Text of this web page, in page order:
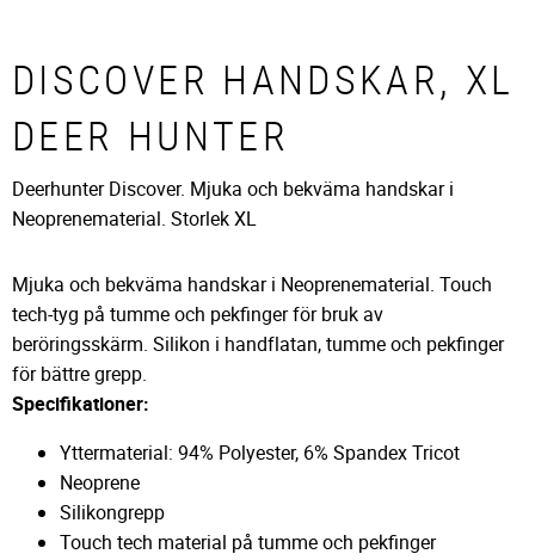
DISCOVER HANDSKAR, XL
DEER HUNTER
Deerhunter Discover. Mjuka och bekväma handskar i
Neoprenematerial. Storlek XL
Mjuka och bekväma handskar i Neoprenematerial. Touch
tech-tyg på tumme och pekfinger för bruk av
beröringsskärm. Silikon i handflatan, tumme och pekfinger
för bättre grepp.
Specifikationer:
Yttermaterial: 94% Polyester, 6% Spandex Tricot
Neoprene
Silikongrepp
Touch tech material på tumme och pekfinger